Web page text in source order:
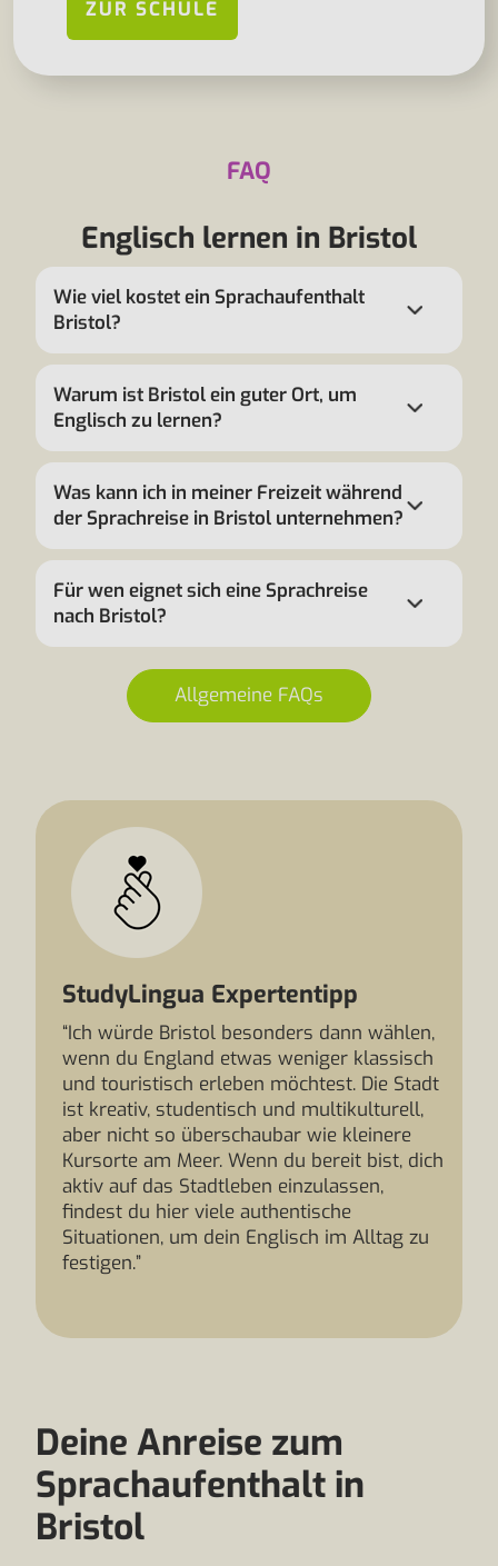
ZUR SCHULE
FAQ
Englisch lernen in Bristol
Wie viel kostet ein Sprachaufenthalt
Bristol?
Warum ist Bristol ein guter Ort, um
Englisch zu lernen?
Was kann ich in meiner Freizeit während
der Sprachreise in Bristol unternehmen?
Für wen eignet sich eine Sprachreise
nach Bristol?
Allgemeine FAQs
StudyLingua Expertentipp
“Ich würde Bristol besonders dann wählen,
wenn du England etwas weniger klassisch
und touristisch erleben möchtest. Die Stadt
ist kreativ, studentisch und multikulturell,
aber nicht so überschaubar wie kleinere
Kursorte am Meer. Wenn du bereit bist, dich
aktiv auf das Stadtleben einzulassen,
findest du hier viele authentische
Situationen, um dein Englisch im Alltag zu
festigen.”
Deine Anreise zum
Sprachaufenthalt in
Bristol